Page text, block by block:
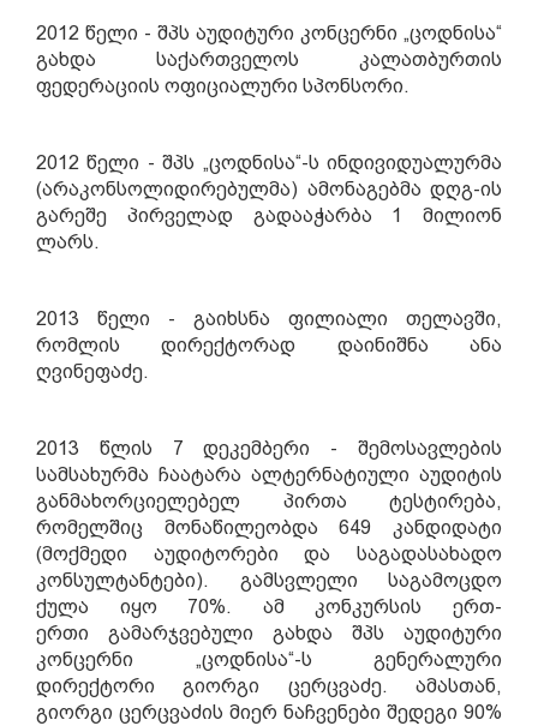
2012 წელი - შპს აუდიტური კონცერნი „ცოდნისა“
გახდა საქართველოს კალათბურთის
ფედერაციის ოფიციალური სპონსორი.
2012 წელი - შპს „ცოდნისა“-ს ინდივიდუალურმა
(არაკონსოლიდირებულმა) ამონაგებმა დღგ-ის
გარეშე პირველად გადააჭარბა 1 მილიონ
ლარს.
2013 წელი - გაიხსნა ფილიალი თელავში,
რომლის დირექტორად დაინიშნა ანა
ღვინეფაძე.
2013 წლის 7 დეკემბერი - შემოსავლების
სამსახურმა ჩაატარა ალტერნატიული აუდიტის
განმახორციელებელ პირთა ტესტირება,
რომელშიც მონაწილეობდა 649 კანდიდატი
(მოქმედი აუდიტორები და საგადასახადო
კონსულტანტები). გამსვლელი საგამოცდო
ქულა იყო 70%. ამ კონკურსისერთ-
ერთი გამარჯვებული გახდა შპს აუდიტური
კონცერნი „ცოდნისა“-ს გენერალური
დირექტორი გიორგი ცერცვაძე. ამასთან,
გიორგი ცერცვაძის მიერ ნაჩვენები შედეგი 90%